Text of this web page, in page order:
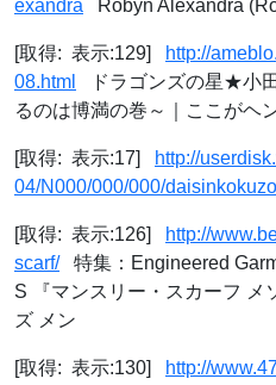
exandra Robyn Alexandra
[取得: 表示:129]
http://
08.html
ドラゴンズの星★小
るのは博満の巻～｜ここがヘ
[取得: 表示:17]
http://
04/N000/000/000/
[取得: 表示:126]
http://
scarf/特集：Engineered
S 『マンスリー・スカーフ メ
ズ メン
[取得: 表示:130] http://